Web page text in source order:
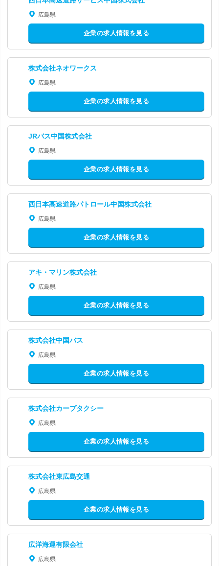
広島県
企業の求人情報を見る
株式会社ネオワークス
広島県
企業の求人情報を見る
JRバス中国株式会社
広島県
企業の求人情報を見る
西日本高速道路パトロール中国株式会社
広島県
企業の求人情報を見る
アキ・マリン株式会社
広島県
企業の求人情報を見る
株式会社中国バス
広島県
企業の求人情報を見る
株式会社カープタクシー
広島県
企業の求人情報を見る
株式会社東広島交通
広島県
企業の求人情報を見る
広洋海運有限会社
広島県